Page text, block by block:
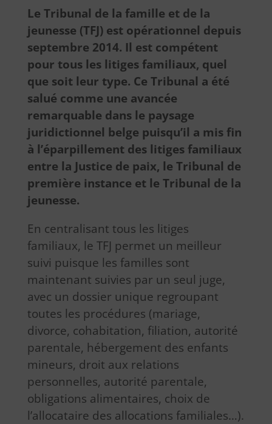
Le Tribunal de la famille et de la
jeunesse (TFJ) est opérationnel depuis
septembre 2014. Il est compétent
pour tous les litiges familiaux, quel
que soit leur type. Ce Tribunal a été
salué comme une avancée
remarquable dans le paysage
juridictionnel belge puisqu’il a mis fin
à l’éparpillement des litiges familiaux
entre la Justice de paix, le Tribunal de
première instance et le Tribunal de la
jeunesse.
En centralisant tous les litiges
familiaux, le TFJ permet un meilleur
suivi puisque les familles sont
maintenant suivies par un seul juge,
avec un dossier unique regroupant
toutes les procédures (mariage,
divorce, cohabitation, filiation, autorité
parentale, hébergement des enfants
mineurs, droit aux relations
personnelles, autorité parentale,
obligations alimentaires, choix de
l’allocataire des allocations familiales…).